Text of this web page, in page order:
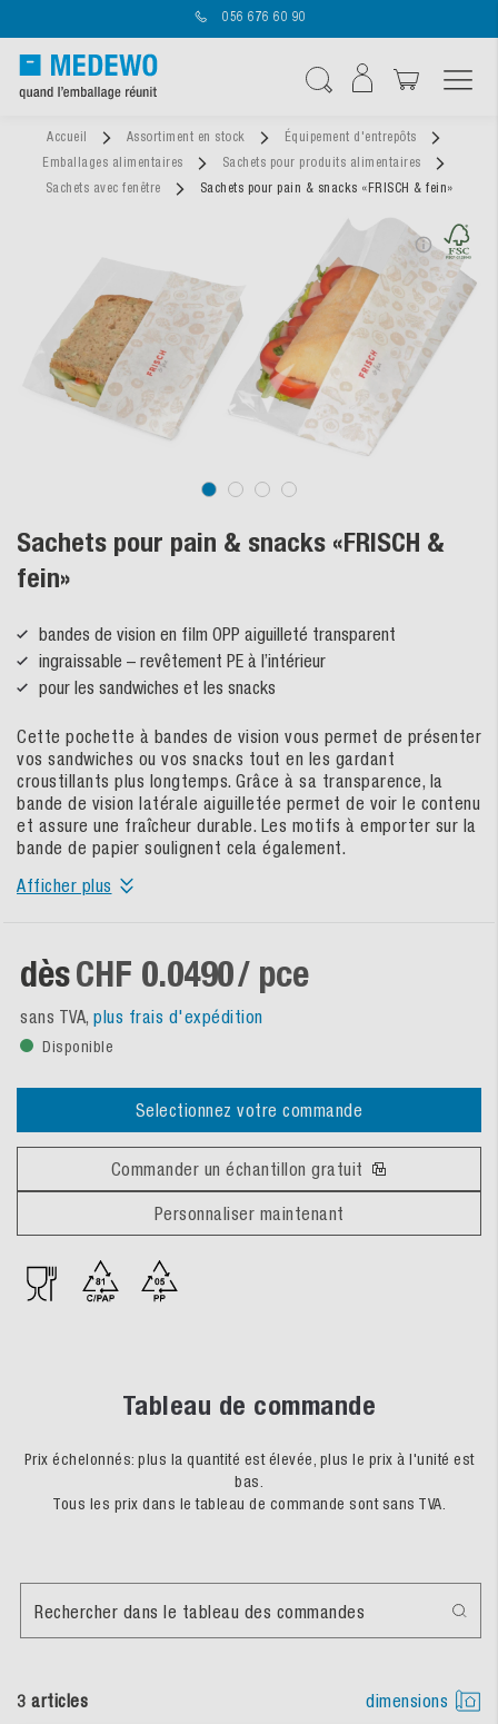
056 676 60 90
Accueil Assortiment en stock
Équipement d'entrepôts
Emballages alimentaires
Sachets pour produits alimentaires
Sachets avec fenêtre
Sachets pour pain & snacks «FRISCH & fein»
Sachets pour pain & snacks «FRISCH &
fein»
bandes de vision en film OPP aiguilleté transparent
ingraissable – revêtement PE à l’intérieur
pour les sandwiches et les snacks
Cette pochette à bandes de vision vous permet de présenter
vos sandwiches ou vos snacks tout en les gardant
croustillants plus longtemps. Grâce à sa transparence, la
bande de vision latérale aiguilletée permet de voir le contenu
et assure une fraîcheur durable. Les motifs à emporter sur la
bande de papier soulignent cela également.
Afficher plus
dèsCHF 0.0490/ pce
sans TVA, plus frais d'expédition
Disponible
Selectionnez votre commande
Commander un échantillon gratuit
Personnaliser maintenant
Tableau de commande
Prix échelonnés: plus la quantité est élevée, plus le prix à l'unité est
bas.
Tous les prix dans le tableau de commande sont sans TVA.
3 articles dimensions
Rechercher dans le tableau des commandes